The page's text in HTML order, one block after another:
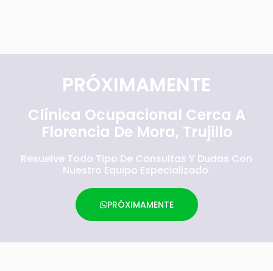
PRÓXIMAMENTE
Clínica Ocupacional Cerca A
Florencia De Mora, Trujillo
Resuelve Todo Tipo De Consultas Y Dudas Con
Nuestro Equipo Especializado.
PRÓXIMAMENTE